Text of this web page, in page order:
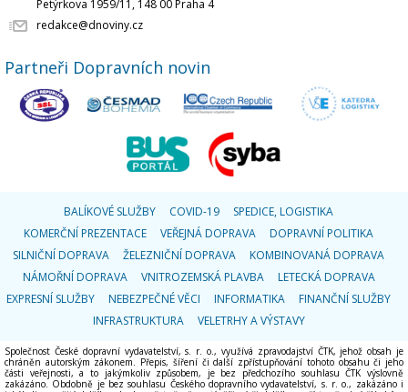
Petýrkova 1959/11, 148 00 Praha 4
redakce@dnoviny.cz
Partneři Dopravních novin
BALÍKOVÉ SLUŽBY COVID-19
SPEDICE, LOGISTIKA
KOMERČNÍ PREZENTACE
VEŘEJNÁ DOPRAVA
DOPRAVNÍ POLITIKA
SILNIČNÍ DOPRAVA
ŽELEZNIČNÍ DOPRAVA
KOMBINOVANÁ DOPRAVA
NÁMOŘNÍ DOPRAVA
VNITROZEMSKÁ PLAVBA
LETECKÁ DOPRAVA
EXPRESNÍ SLUŽBY
NEBEZPEČNÉ VĚCI INFORMATIKA
FINANČNÍ SLUŽBY
INFRASTRUKTURA
VELETRHY A VÝSTAVY
Společnost České dopravní vydavatelství, s. r. o., využívá zpravodajství ČTK, jehož obsah je
chráněn autorským zákonem. Přepis, šíření či další zpřístupňování tohoto obsahu či jeho
části veřejnosti, a to jakýmkoliv způsobem, je bez předchozího souhlasu ČTK výslovně
zakázáno. Obdobně je bez souhlasu Českého dopravního vydavatelství, s. r. o., zakázáno i